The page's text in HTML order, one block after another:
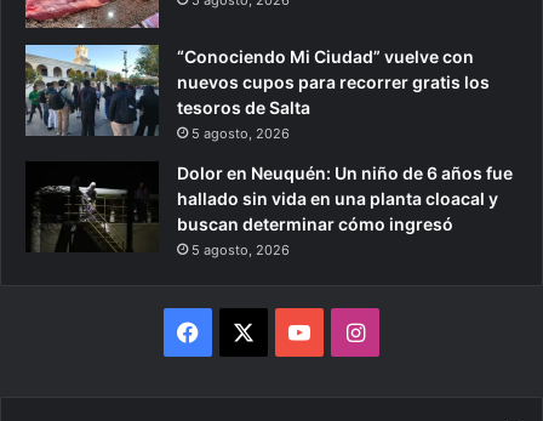
“Conociendo Mi Ciudad” vuelve con
nuevos cupos para recorrer gratis los
tesoros de Salta
5 agosto, 2026
Dolor en Neuquén: Un niño de 6 años fue
hallado sin vida en una planta cloacal y
buscan determinar cómo ingresó
5 agosto, 2026
Facebook YouTubeInstagram